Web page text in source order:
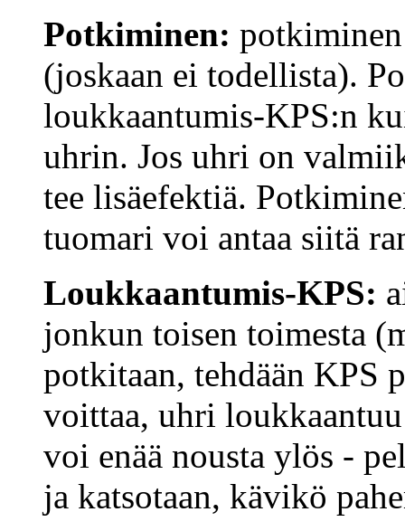
Potkiminen:
(joskaan ei todellista).
loukkaantumis-KPS:n
uhrin. Jos uhri on
tee lisäefektiä.
tuomari voi antaa siitä
Loukkaantumis-KPS:
jonkun toisen toimesta
potkitaan, tehdään KPS
voittaa, uhri
voi enää nousta ylös -
ja katsotaan, kävikö